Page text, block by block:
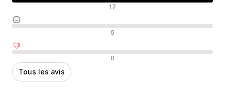
Avis positifs 17
Avis neutres 0
Avis négatifs 0
Tous les avis